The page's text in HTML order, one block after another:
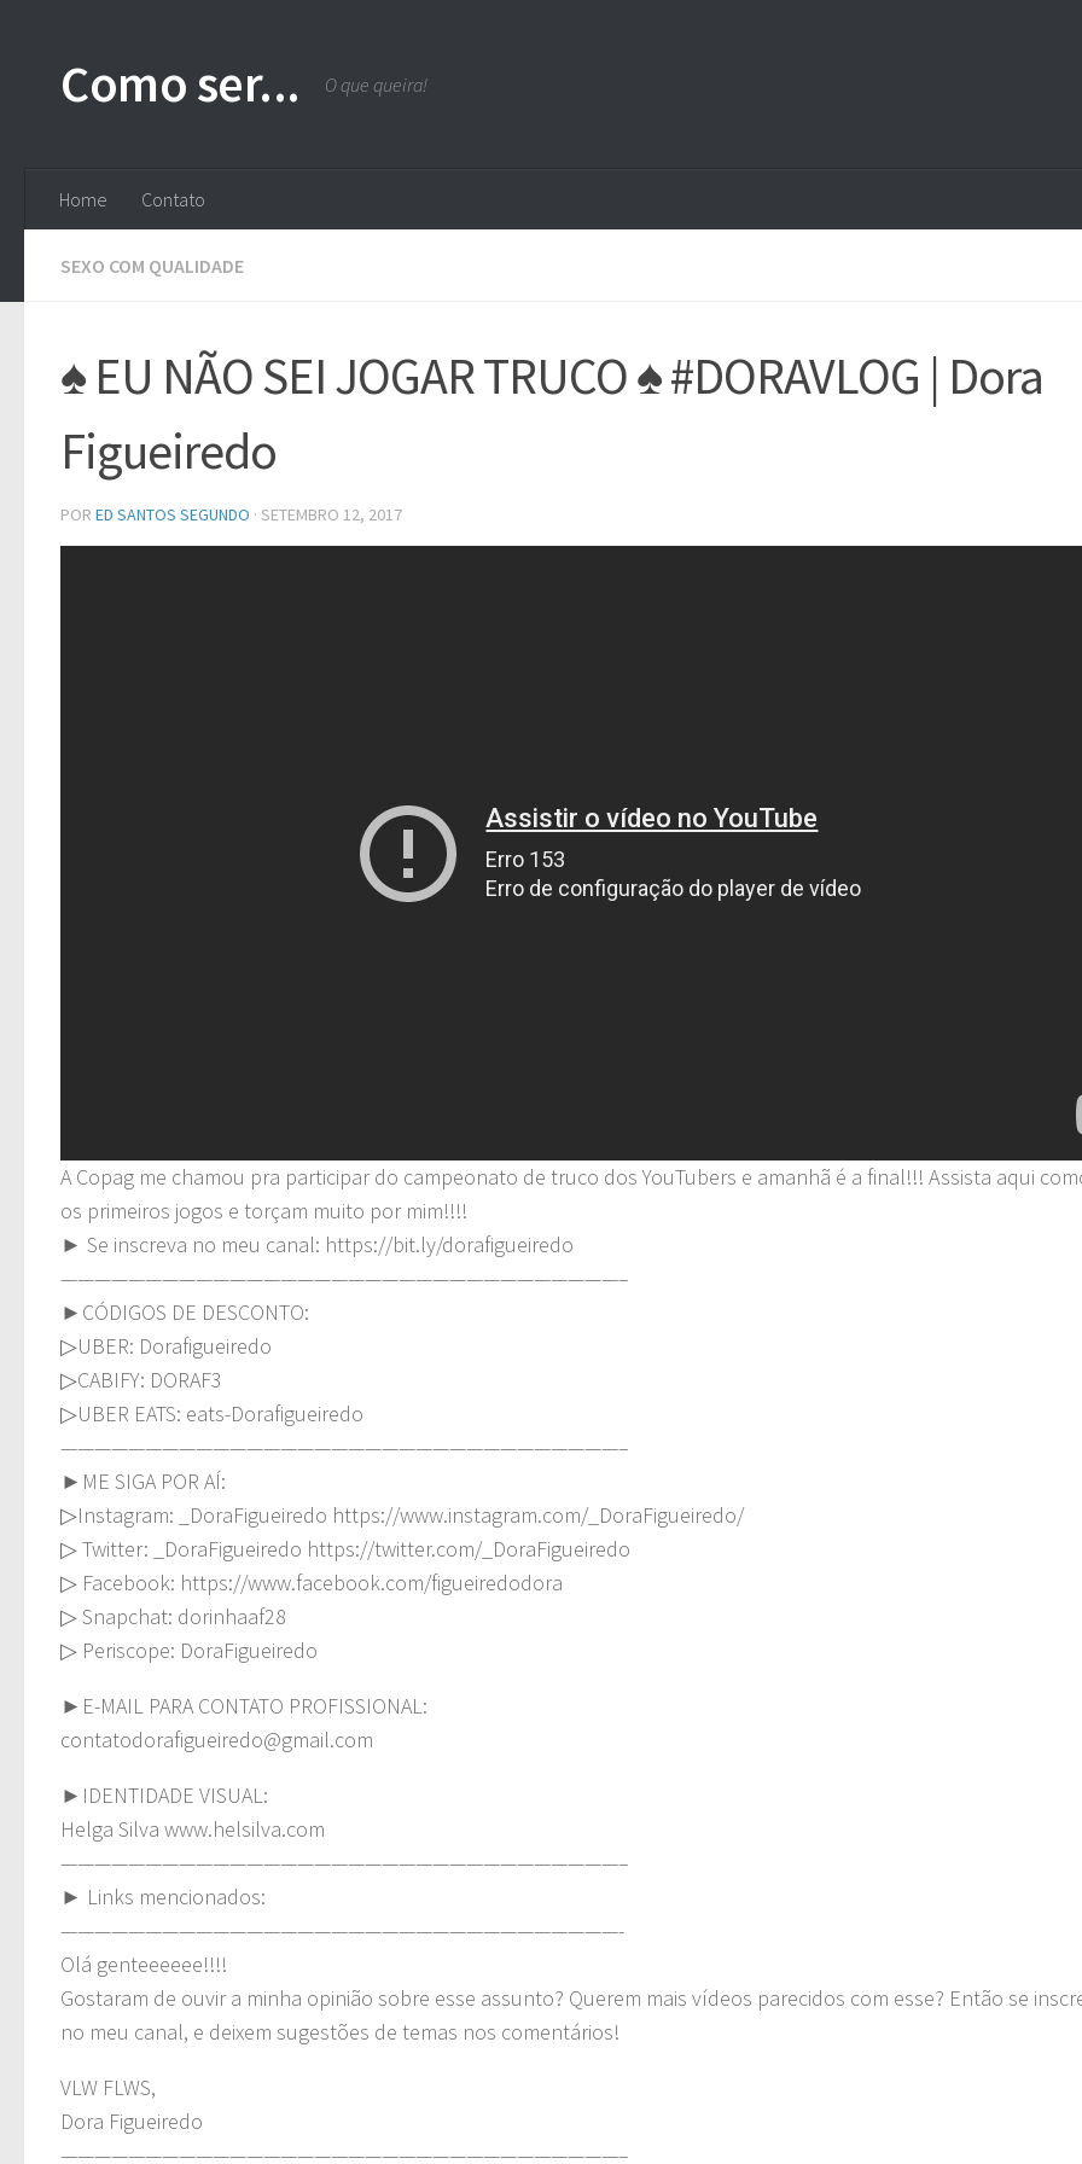
Como ser... O que queira!
Home Contato
SEXO COM QUALIDADE
♠ EU NÃO SEI JOGAR TRUCO ♠ #DORAVLOG | Dora
Figueiredo
POR ED SANTOS SEGUNDO · SETEMBRO 12, 2017
A Copag me chamou pra participar do campeonato de truco dos YouTubers e amanhã é a final!!! Assista aqui
os primeiros jogos e torçam muito por mim!!!!
► Se inscreva no meu canal: https://bit.ly/dorafigueiredo
—————————————————————————————————–
►CÓDIGOS DE DESCONTO:
▷UBER: Dorafigueiredo
▷CABIFY: DORAF3
▷UBER EATS: eats-Dorafigueiredo
—————————————————————————————————–
►ME SIGA POR AÍ:
▷Instagram: _DoraFigueiredo https://www.instagram.com/_DoraFigueiredo/
▷ Twitter: _DoraFigueiredo https://twitter.com/_DoraFigueiredo
▷ Facebook: https://www.facebook.com/figueiredodora
▷ Snapchat: dorinhaaf28
▷ Periscope: DoraFigueiredo
►E-MAIL PARA CONTATO PROFISSIONAL:
contatodorafigueiredo@gmail.com
►IDENTIDADE VISUAL:
Helga Silva www.helsilva.com
—————————————————————————————————–
► Links mencionados:
—————————————————————————————————-
Olá genteeeeee!!!!
Gostaram de ouvir a minha opinião sobre esse assunto? Querem mais vídeos parecidos com esse? Então se
no meu canal, e deixem sugestões de temas nos comentários!
VLW FLWS,
Dora Figueiredo
—————————————————————————————————–